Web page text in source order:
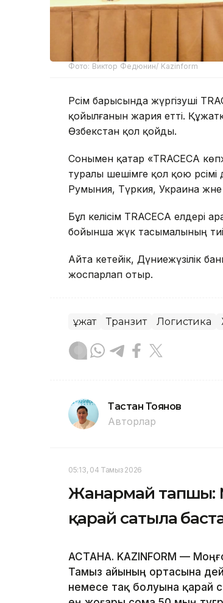
Фото: Виктор Федюнин/ Kazinform
Рәсім барысында жүргізуші
қойылғанын жария етті.
Өзбекстан қол қойды.
Сонымен қатар «TRACECA
туралы шешімге қол қою
Румыния, Түркия, Украина
Бұл келісім TRACECA елдері
бойынша жүк тасымалының
Айта кетейік, Дүниежүзілік
жоспарлап отыр.
Құжат Транзит Логистика
Тастан Тоянов
Авторлар
05:13, 04 Тамыз 2026
Жанармай тапшы:
қарай сатыла
АСТАНА. KAZINFORM —
Тамыз айының ортасына
немесе тақ болуына қарай